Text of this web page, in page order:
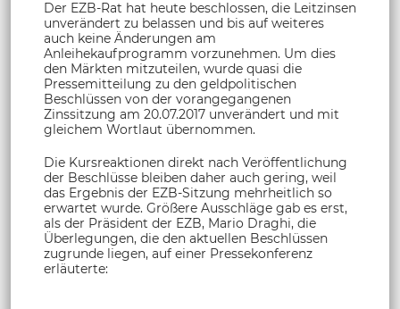
Der EZB-Rat hat heute beschlossen, die Leitzinsen
unverändert zu belassen und bis auf weiteres
auch keine Änderungen am
Anleihekaufprogramm vorzunehmen. Um dies
den Märkten mitzuteilen, wurde quasi die
Pressemitteilung zu den geldpolitischen
Beschlüssen von der vorangegangenen
Zinssitzung am 20.07.2017 unverändert und mit
gleichem Wortlaut übernommen.
Die Kursreaktionen direkt nach Veröffentlichung
der Beschlüsse bleiben daher auch gering, weil
das Ergebnis der EZB-Sitzung mehrheitlich so
erwartet wurde. Größere Ausschläge gab es erst,
als der Präsident der EZB, Mario Draghi, die
Überlegungen, die den aktuellen Beschlüssen
zugrunde liegen, auf einer Pressekonferenz
erläuterte: